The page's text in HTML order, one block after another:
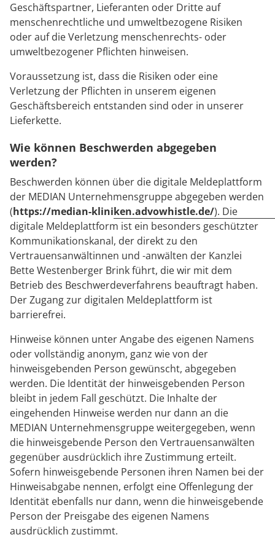
Geschäftspartner, Lieferanten oder Dritte auf
menschenrechtliche und umweltbezogene Risiken
oder auf die Verletzung menschenrechts- oder
umweltbezogener Pflichten hinweisen.
Voraussetzung ist, dass die Risiken oder eine
Verletzung der Pflichten in unserem eigenen
Geschäftsbereich entstanden sind oder in unserer
Lieferkette.
Wie können Beschwerden abgegeben
werden?
Beschwerden können über die digitale Meldeplattform
der MEDIAN Unternehmensgruppe abgegeben werden
(https://median-kliniken.advowhistle.de/). Die
digitale Meldeplattform ist ein besonders geschützter
Kommunikationskanal, der direkt zu den
Vertrauensanwältinnen und -anwälten der Kanzlei
Bette Westenberger Brink führt, die wir mit dem
Betrieb des Beschwerdeverfahrens beauftragt haben.
Der Zugang zur digitalen Meldeplattform ist
barrierefrei.
Hinweise können unter Angabe des eigenen Namens
oder vollständig anonym, ganz wie von der
hinweisgebenden Person gewünscht, abgegeben
werden. Die Identität der hinweisgebenden Person
bleibt in jedem Fall geschützt. Die Inhalte der
eingehenden Hinweise werden nur dann an die
MEDIAN Unternehmensgruppe weitergegeben, wenn
die hinweisgebende Person den Vertrauensanwälten
gegenüber ausdrücklich ihre Zustimmung erteilt.
Sofern hinweisgebende Personen ihren Namen bei der
Hinweisabgabe nennen, erfolgt eine Offenlegung der
Identität ebenfalls nur dann, wenn die hinweisgebende
Person der Preisgabe des eigenen Namens
ausdrücklich zustimmt.